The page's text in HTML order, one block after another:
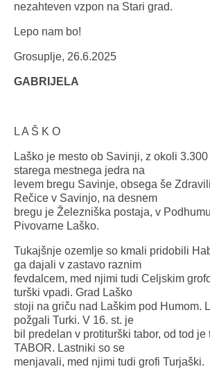
nezahteven vzpon na Stari grad.
Lepo nam bo!
Grosuplje, 26.6.2025
GABRIJELA
L A Š K O
Laško je mesto ob Savinji, z okoli
starega mestnega jedra na
levem bregu Savinje, obsega še
Rečice v Savinjo, na desnem
bregu je Železniška postaja, v
Pivovarne Laško.
Tukajšnje ozemlje so kmali pridobili
ga dajali v zastavo raznim
fevdalcem, med njimi tudi Celjskim
turški vpadi. Grad Laško
stoji na griču nad Laškim pod Humom.
požgali Turki. V 16. st. je
bil predelan v protiturški tabor, od tod
TABOR. Lastniki so se
menjavali, med njimi tudi grofi Turjaški.